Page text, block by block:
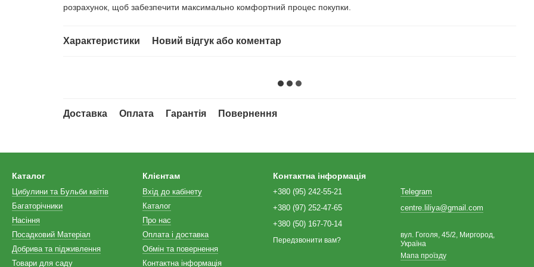
розрахунок, щоб забезпечити максимально комфортний процес покупки.
Характеристики Новий відгук або коментар
Доставка Оплата Гарантія Повернення
Каталог
Цибулини та Бульби квітів
Багаторічники
Насіння
Посадковий Матеріал
Добрива та підживлення
Товари для саду
Клієнтам
Вхід до кабінету
Каталог
Про нас
Оплата і доставка
Обмін та повернення
Контактна інформація
Контактна інформація
+380 (95) 242-55-21
+380 (97) 252-47-65
+380 (50) 167-70-14
Передзвонити вам?
Telegram
centre.liliya@gmail.com
вул. Гоголя, 45/2, Миргород,
Україна
Мапа проїзду